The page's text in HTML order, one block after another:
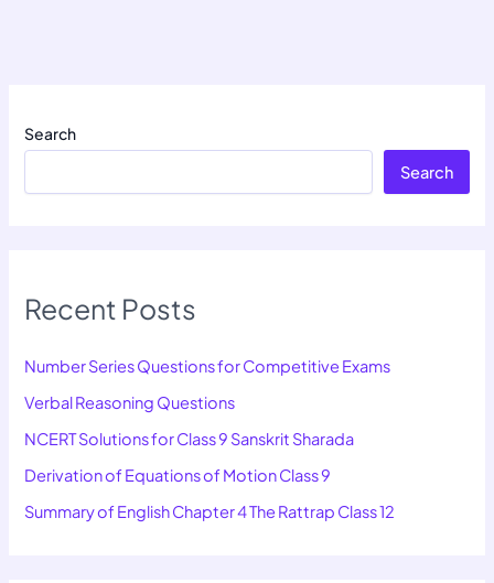
Search
Search
Recent Posts
Number Series Questions for Competitive Exams
Verbal Reasoning Questions
NCERT Solutions for Class 9 Sanskrit Sharada
Derivation of Equations of Motion Class 9
Summary of English Chapter 4 The Rattrap Class 12